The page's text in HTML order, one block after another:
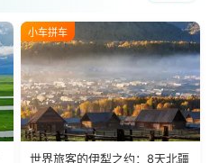
小车拼车
世界旅客的伊犁之约：8天北疆